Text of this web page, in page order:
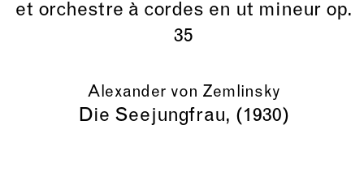
et orchestre à cordes en ut mineur op.
35
Alexander von Zemlinsky
Die Seejungfrau, (1930)